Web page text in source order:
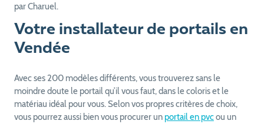
par Charuel.
Votre installateur de portails en
Vendée
Avec ses 200 modèles différents, vous trouverez sans le
moindre doute le portail qu’il vous faut, dans le coloris et le
matériau idéal pour vous. Selon vos propres critères de choix,
vous pourrez aussi bien vous procurer un portail en pvcou un